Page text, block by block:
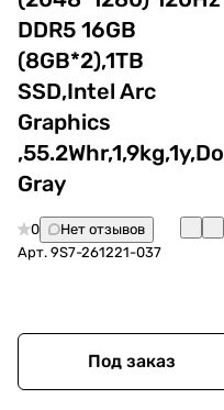
DDR5 16GB
(8GB*2),1TB
SSD,Intel Arc
Graphics
Gray
0
Нет отзывов
Арт. 9S7-261221-037
Под заказ